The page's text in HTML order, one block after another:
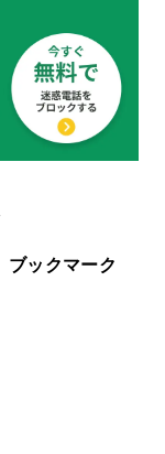
ブックマーク